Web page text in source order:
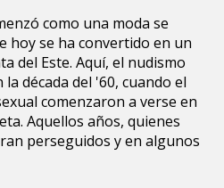
como una moda se
hoy se ha convertido en un
del Este. Aquí, el nudismo
década del '60, cuando el
comenzaron a verse en
Aquellos años, quienes
perseguidos y en algunos